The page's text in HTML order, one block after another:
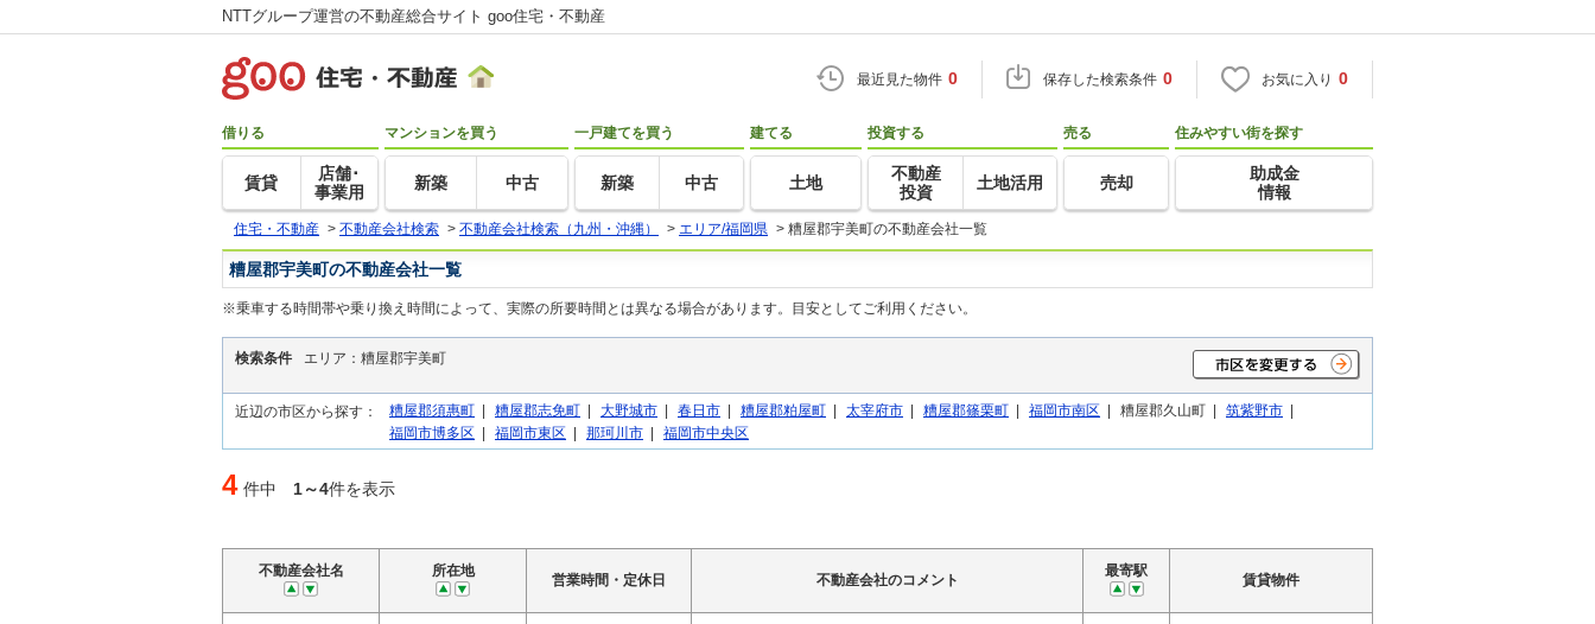
NTTグループ運営の不動産総合サイト goo住宅・不動産
最近見た物件 0 保存した検索条件 0 お気に入り 0
借りる
賃貸
店舗･
事業用
マンションを買う
新築 中古
一戸建てを買う
新築 中古
建てる
土地
投資する
不動産
投資
土地活用
売る
売却
住みやすい街を探す
助成金
情報
住宅・不動産 > 不動産会社検索 > 不動産会社検索（九州・沖縄） > エリア/福岡県 > 糟屋郡宇美町の不動産会社一覧
糟屋郡宇美町の不動産会社一覧
※乗車する時間帯や乗り換え時間によって、実際の所要時間とは異なる場合があります。目安としてご利用ください。
検索条件 エリア：糟屋郡宇美町
近辺の市区から探す： 糟屋郡須惠町 | 糟屋郡志免町 | 大野城市 | 春日市 | 糟屋郡粕屋町 | 太宰府市 | 糟屋郡篠栗町 | 福岡市南区 | 糟屋郡久山町 | 筑紫野市 |
福岡市博多区 | 福岡市東区 | 那珂川市 | 福岡市中央区
4 件中 1～4件を表示
不動産会社名 所在地
営業時間・定休日 不動産会社のコメント
最寄駅
賃貸物件